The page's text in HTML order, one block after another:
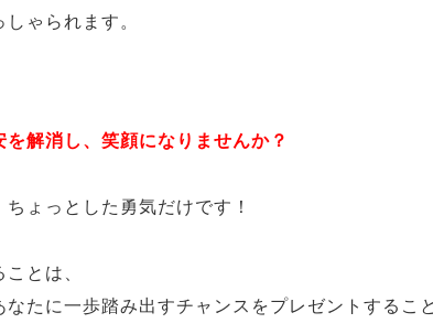
ゃられます。
を解消し、笑顔になりませんか？
ちょっとした勇気だけです！
とは、
なたに一歩踏み出すチャンスをプレゼントするこ